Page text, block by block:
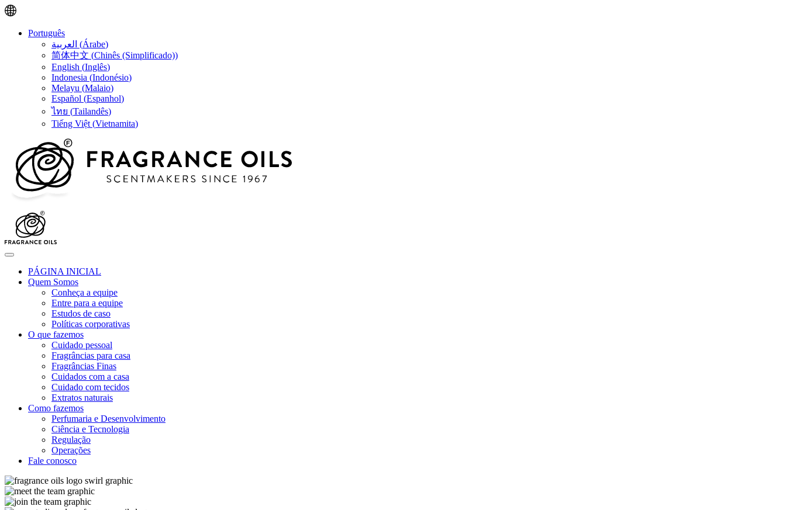
Português
العربية (Árabe)
简体中文 (Chinês (Simplificado))
English (Inglês)
Indonesia (Indonésio)
Melayu (Malaio)
Español (Espanhol)
ไทย (Tailandês)
Tiếng Việt (Vietnamita)
PÁGINA INICIAL
Quem Somos
Conheça a equipe
Entre para a equipe
Estudos de caso
Políticas corporativas
O que fazemos
Cuidado pessoal
Fragrâncias para casa
Fragrâncias Finas
Cuidados com a casa
Cuidado com tecidos
Extratos naturais
Como fazemos
Perfumaria e Desenvolvimento
Ciência e Tecnologia
Regulação
Operações
Fale conosco